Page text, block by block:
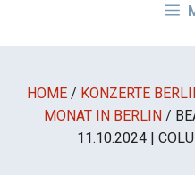
HOME / KONZERTE
MONAT IN BERLIN /
11.10.2024 |